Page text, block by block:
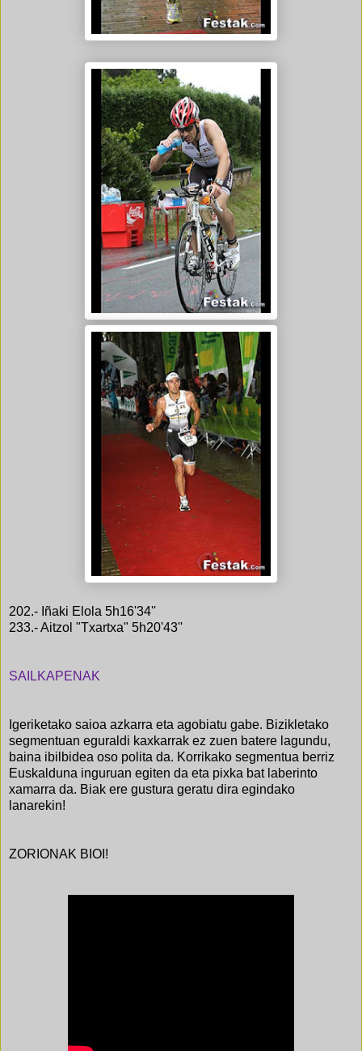
202.- Iñaki Elola 5h16'34''
233.- Aitzol "Txartxa" 5h20'43''
SAILKAPENAK
Igeriketako saioa azkarra eta agobiatu gabe. Bizikletako
segmentuan eguraldi kaxkarrak ez zuen batere lagundu,
baina ibilbidea oso polita da. Korrikako segmentua berriz
Euskalduna inguruan egiten da eta pixka bat laberinto
xamarra da. Biak ere gustura geratu dira egindako
lanarekin!
ZORIONAK BIOI!